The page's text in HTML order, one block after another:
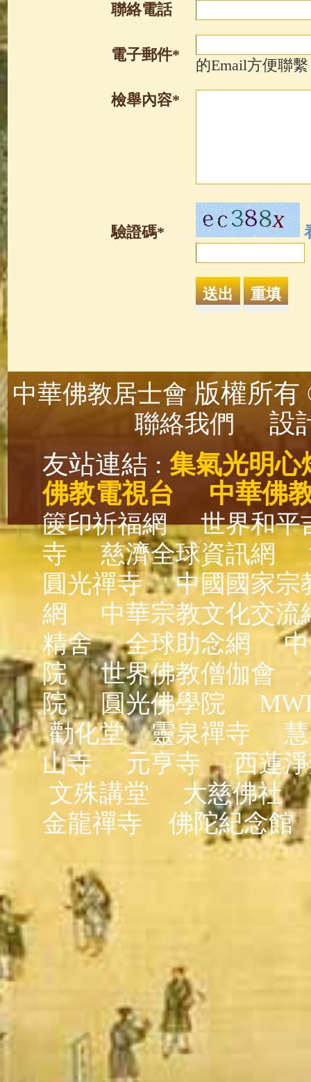
聯絡電話
電子郵件*
的Email方便聯繫
檢舉內容*
驗證碼*
中華佛教居士會 版權所
聯絡我們 設
友站連結 : 集氣光明心
佛教電視台
中華佛
篋印祈福網
世界和平
寺
慈濟全球資訊網
圓光禪寺
中國國家宗
網
中華宗教文化交流
精舍
全球助念網
院
世界佛教僧伽會
院
圓光佛學院
勸化堂
靈泉禪寺
山寺
元亨寺
西蓮
文殊講堂
大慈佛社
金龍禪寺
佛陀紀念館